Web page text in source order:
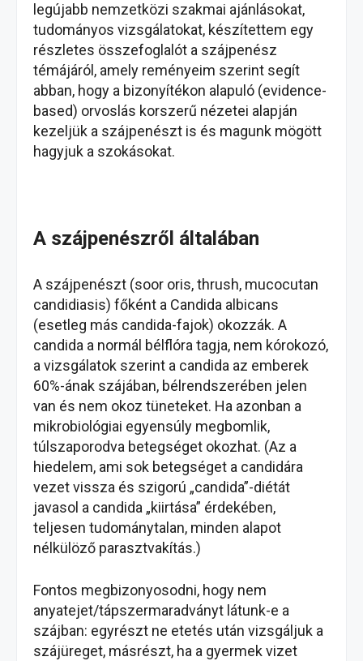
legújabb nemzetközi szakmai ajánlásokat,
tudományos vizsgálatokat, készítettem egy
részletes összefoglalót a szájpenész
témájáról, amely reményeim szerint segít
abban, hogy a bizonyítékon alapuló (evidence-
based) orvoslás korszerű nézetei alapján
kezeljük a szájpenészt is és magunk mögött
hagyjuk a szokásokat.
A szájpenészről általában
A szájpenészt (soor oris, thrush, mucocutan
candidiasis) főként a Candida albicans
(esetleg más candida-fajok) okozzák. A
candida a normál bélflóra tagja, nem kórokozó,
a vizsgálatok szerint a candida az emberek
60%-ának szájában, bélrendszerében jelen
van és nem okoz tüneteket. Ha azonban a
mikrobiológiai egyensúly megbomlik,
túlszaporodva betegséget okozhat. (Az a
hiedelem, ami sok betegséget a candidára
vezet vissza és szigorú „candida”-diétát
javasol a candida „kiirtása” érdekében,
teljesen tudománytalan, minden alapot
nélkülöző parasztvakítás.)
Fontos megbizonyosodni, hogy nem
anyatejet/tápszermaradványt látunk-e a
szájban: egyrészt ne etetés után vizsgáljuk a
szájüreget, másrészt, ha a gyermek vizet